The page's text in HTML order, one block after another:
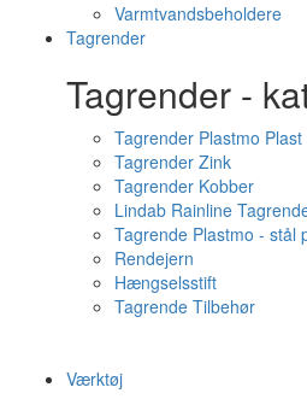
Varmtvandsbeholdere
Tagrender
Tagrender -
Tagrender Plastmo Plast
Tagrender Zink
Tagrender Kobber
Lindab Rainline
Tagrende Plastmo - stål
Rendejern
Hængselsstift
Tagrende Tilbehør
Værktøj